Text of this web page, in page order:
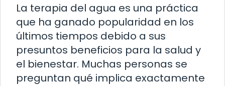
La terapia del agua es una práctica
que ha ganado popularidad en los
últimos tiempos debido a sus
presuntos beneficios para la salud y
el bienestar. Muchas personas se
preguntan qué implica exactamente